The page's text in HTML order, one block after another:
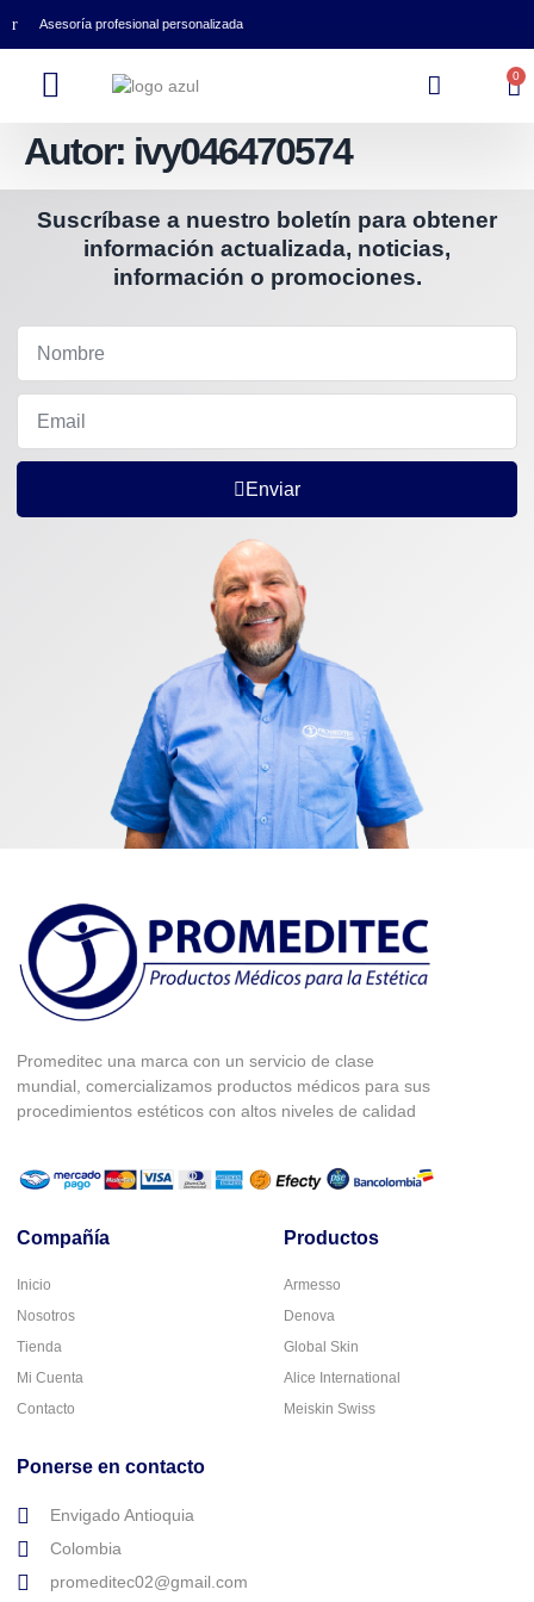
Asesoría profesional personalizada
0
Autor: ivy046470574
Suscríbase a nuestro boletín para obtener
información actualizada, noticias,
información o promociones.
Enviar
Promeditec una marca con un servicio de clase
mundial, comercializamos productos médicos para sus
procedimientos estéticos con altos niveles de calidad
Compañía
Inicio
Nosotros
Tienda
Mi Cuenta
Contacto
Productos
Armesso
Denova
Global Skin
Alice International
Meiskin Swiss
Ponerse en contacto
Envigado Antioquia
Colombia
promeditec02@gmail.com